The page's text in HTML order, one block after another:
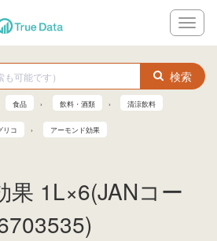
メ
ニ
ー
検索
食品 飲料・酒類 清涼飲料
リコ アーモンド効果
果 1L×6(JANコー